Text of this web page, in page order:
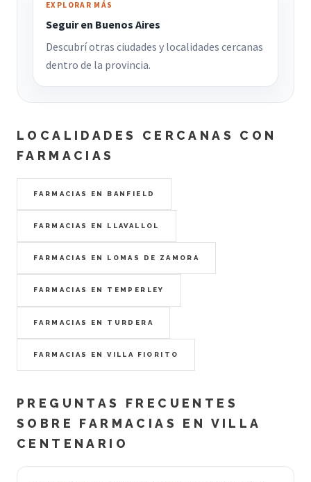
EXPLORAR MÁS
Seguir en Buenos Aires
Descubrí otras ciudades y localidades cercanas
dentro de la provincia.
LOCALIDADES CERCANAS CON
FARMACIAS
FARMACIAS EN BANFIELD
FARMACIAS EN LLAVALLOL
FARMACIAS EN LOMAS DE ZAMORA
FARMACIAS EN TEMPERLEY
FARMACIAS EN TURDERA
FARMACIAS EN VILLA FIORITO
PREGUNTAS FRECUENTES
SOBRE FARMACIAS EN VILLA
CENTENARIO